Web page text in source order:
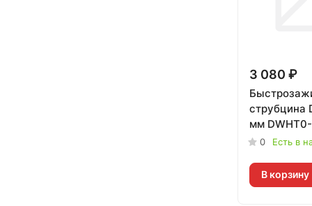
3 080 ₽
струбцина
мм
0 Есть в
В корзину